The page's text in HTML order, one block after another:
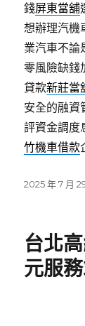
錢屏東當舖
想辦理汽機
業汽車不論
零風險缺錢
貸款新莊當
安全的融資
評資金調度
竹機車借款
發
2025 年 7 月
台北
元服